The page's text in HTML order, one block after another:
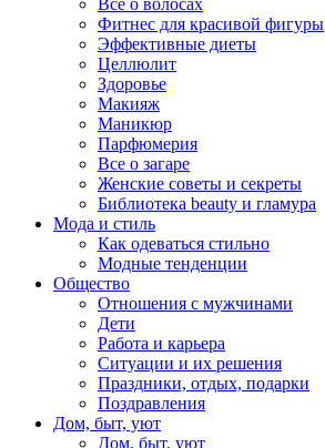
Все о волосах
Фитнес для красивой фигуры
Эффективные диеты
Целлюлит
Здоровье
Макияж
Маникюр
Парфюмерия
Все о загаре
Женские советы и секреты
Библиотека beauty и гламура
Мода и стиль
Как одеваться стильно
Модные тенденции
Общество
Отношения с мужчинами
Дети
Работа и карьера
Ситуации и их решения
Праздники, отдых, подарки
Поздравления
Дом, быт, уют
Дом, быт, уют